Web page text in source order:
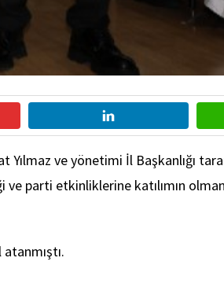
Yılmaz ve yönetimi İl Başkanlığı
ve parti etkinliklerine katılımın